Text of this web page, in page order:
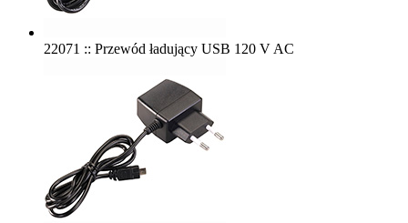
22071 :: Przewód ładujący USB 120 V AC